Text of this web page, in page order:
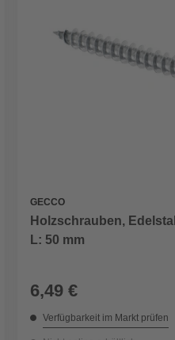
GECCO
Holzschrauben,
L: 50 mm
6,49 €
Verfügbarkeit im Markt prüfen